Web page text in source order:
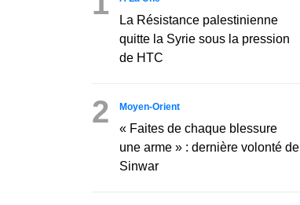
La Résistance palestinienne
quitte la Syrie sous la pression
de HTC
2 Moyen-Orient
« Faites de chaque blessure
une arme » : dernière volonté de
Sinwar